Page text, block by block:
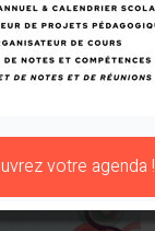
11,90 €
votre agenda !